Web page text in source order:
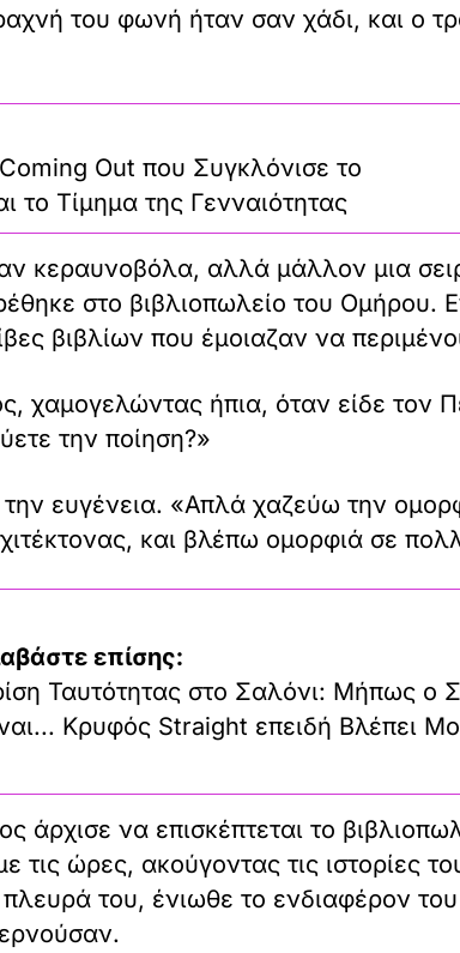
του φωνή ήταν σαν χάδι, και ο
Out που Συγκλόνισε το
το Τίμημα της Γενναιότητας
κεραυνοβόλα, αλλά μάλλον μια
στο βιβλιοπωλείο του Ομήρου.
βιβλίων που έμοιαζαν να
χαμογελώντας ήπια, όταν είδε τον
την ποίηση?»
ευγένεια. «Απλά χαζεύω την
και βλέπω ομορφιά σε
επίσης:
Ταυτότητας στο Σαλόνι: Μήπως ο
Κρυφός Straight επειδή Βλέπει
άρχισε να επισκέπτεται το
τις ώρες, ακούγοντας τις ιστορίες
του, ένιωθε το ενδιαφέρον του